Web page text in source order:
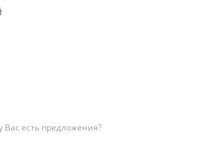
есть предложения?